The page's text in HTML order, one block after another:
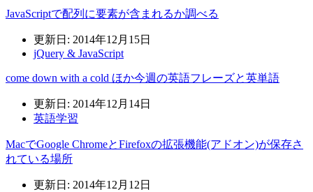
JavaScriptで配列に要素が含まれるか調べる
更新日: 2014年12月15日
jQuery & JavaScript
come down with a cold ほか今週の英語フレーズと英単語
更新日: 2014年12月14日
英語学習
MacでGoogle ChromeとFirefoxの拡張機能(アドオン)が保存さ
れている場所
更新日: 2014年12月12日